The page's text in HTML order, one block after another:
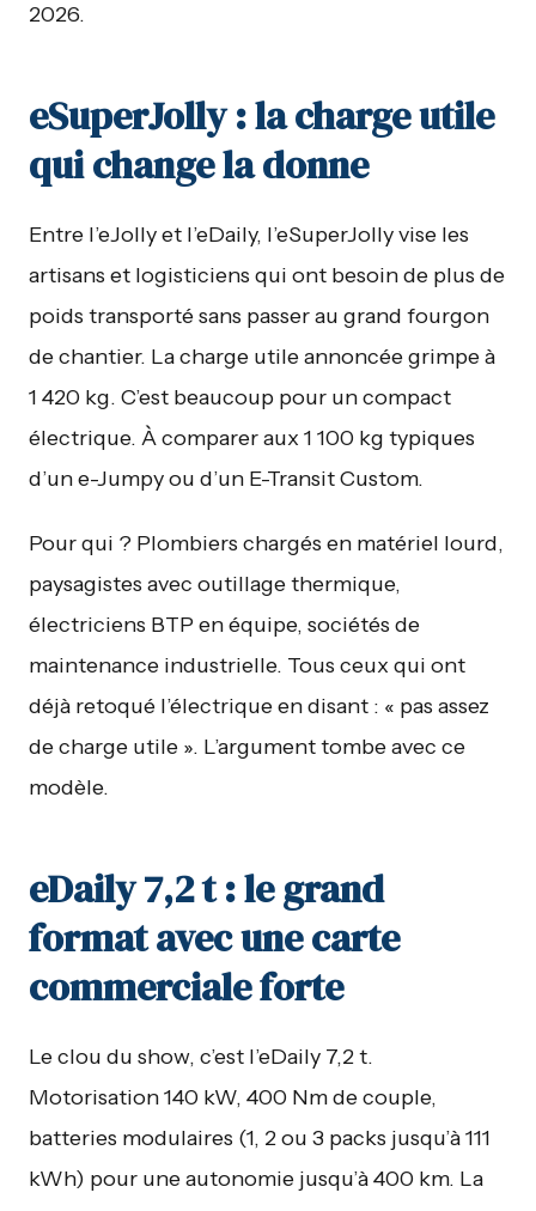
2026.
eSuperJolly : la charge utile
qui change la donne
Entre l’eJolly et l’eDaily, l’eSuperJolly vise les
artisans et logisticiens qui ont besoin de plus de
poids transporté sans passer au grand fourgon
de chantier. La charge utile annoncée grimpe à
1 420 kg. C’est beaucoup pour un compact
électrique. À comparer aux 1 100 kg typiques
d’un e-Jumpy ou d’un E-Transit Custom.
Pour qui ? Plombiers chargés en matériel lourd,
paysagistes avec outillage thermique,
électriciens BTP en équipe, sociétés de
maintenance industrielle. Tous ceux qui ont
déjà retoqué l’électrique en disant : « pas assez
de charge utile ». L’argument tombe avec ce
modèle.
eDaily 7,2 t : le grand
format avec une carte
commerciale forte
Le clou du show, c’est l’eDaily 7,2 t.
Motorisation 140 kW, 400 Nm de couple,
batteries modulaires (1, 2 ou 3 packs jusqu’à 111
kWh) pour une autonomie jusqu’à 400 km. La